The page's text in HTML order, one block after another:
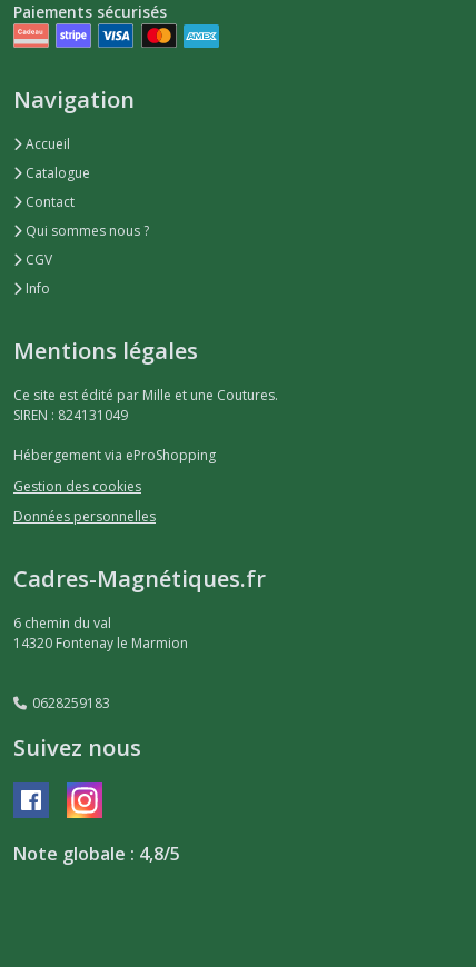
Paiements sécurisés
Navigation
Accueil
Catalogue
Contact
Qui sommes nous ?
CGV
Info
Mentions légales
Ce site est édité par Mille et une Coutures.
SIREN : 824131049
Hébergement via eProShopping
Gestion des cookies
Données personnelles
Cadres-Magnétiques.fr
6 chemin du val
14320 Fontenay le Marmion
0628259183
Suivez nous
Note globale : 4,8/5